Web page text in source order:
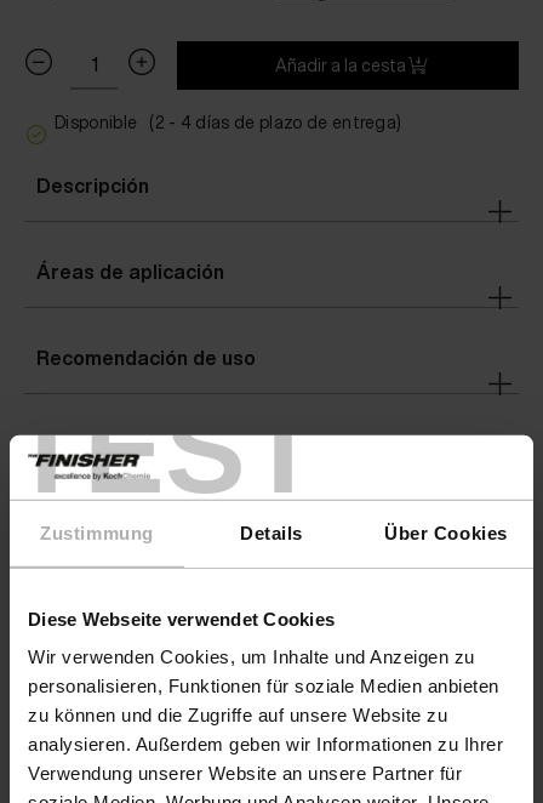
TEST
Zustimmung Details Über Cookies
Diese Webseite verwendet Cookies
Wir verwenden Cookies, um Inhalte und Anzeigen zu
personalisieren, Funktionen für soziale Medien anbieten
zu können und die Zugriffe auf unsere Website zu
analysieren. Außerdem geben wir Informationen zu Ihrer
Verwendung unserer Website an unsere Partner für
Añadir a la cesta
Disponible (2 - 4 días de plazo de entrega)
Descripción
Áreas de aplicación
Recomendación de uso
Advertencias
Detalles
Indicaciones de peligro ATENCIÓN